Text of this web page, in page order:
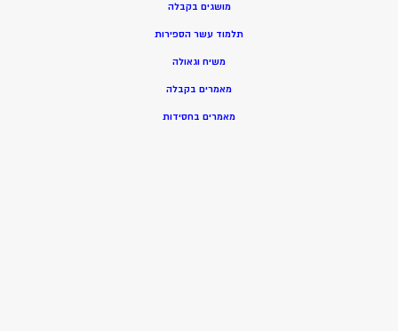
מושגים בקבלה
תלמוד עשר הספירות
משיח וגאולה
מאמרים בקבלה
מאמרים בחסידות